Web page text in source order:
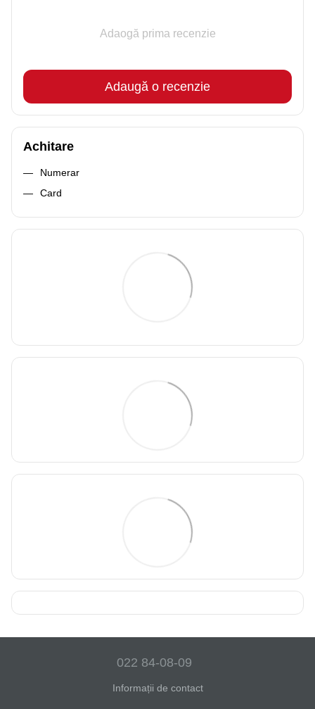
Adaogă prima recenzie
Adaugă o recenzie
Achitare
Numerar
Card
022 84-08-09
Informații de contact